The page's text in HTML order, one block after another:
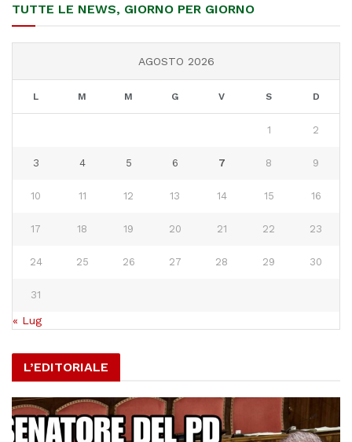
TUTTE LE NEWS, GIORNO PER GIORNO
AGOSTO 2026
L M M G V S D
1 2
3 4 5 6 7 8 9
10 11 12 13 14 15 16
17 18 19 20 21 22 23
24 25 26 27 28 29 30
31
« Lug
L’EDITORIALE